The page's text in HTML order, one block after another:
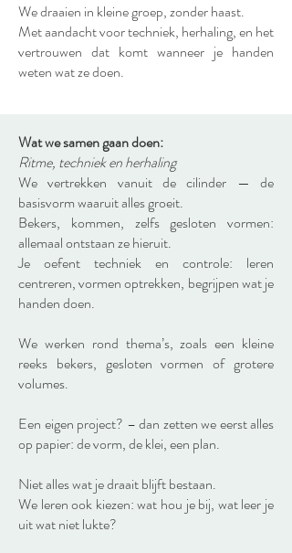
We draaien in kleine groep, zonder haast.
Met aandacht voor techniek, herhaling, en het
vertrouwen dat komt wanneer je handen
weten wat ze doen.
Wat we samen gaan doen:
Ritme, techniek en herhaling
We vertrekken vanuit de cilinder — de
basisvorm waaruit alles groeit.
Bekers, kommen, zelfs gesloten vormen:
allemaal ontstaan ze hieruit.
Je oefent techniek en controle: leren
centreren, vormen optrekken, begrijpen wat je
handen doen.
We werken rond thema’s, zoals een kleine
reeks bekers, gesloten vormen of grotere
volumes.
Een eigen project? – dan zetten we eerst alles
op papier: de vorm, de klei, een plan.
Niet alles wat je draait blijft bestaan.
We leren ook kiezen: wat hou je bij, wat leer je
uit wat niet lukte?